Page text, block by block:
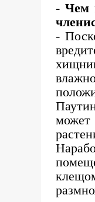
- Чем
-